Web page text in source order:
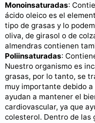
Monoinsaturadas:
ácido oleico es el
tipo de grasas y lo
oliva, de girasol o de
almendras contienen
Poliinsaturadas:
Nuestro organismo es
grasas, por lo tanto, se
muy importante debido
ayudan a mantener el
cardiovascular, ya que
colesterol. Dentro de las